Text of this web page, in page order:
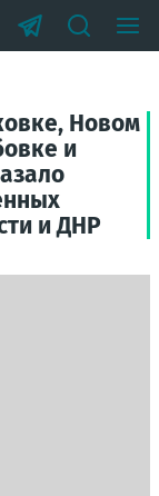
Новом
и
и ДНР